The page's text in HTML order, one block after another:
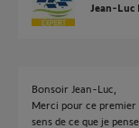
Jean-Luc
Bonsoir Jean-Luc,
Merci pour ce premier
sens de ce que je pense.